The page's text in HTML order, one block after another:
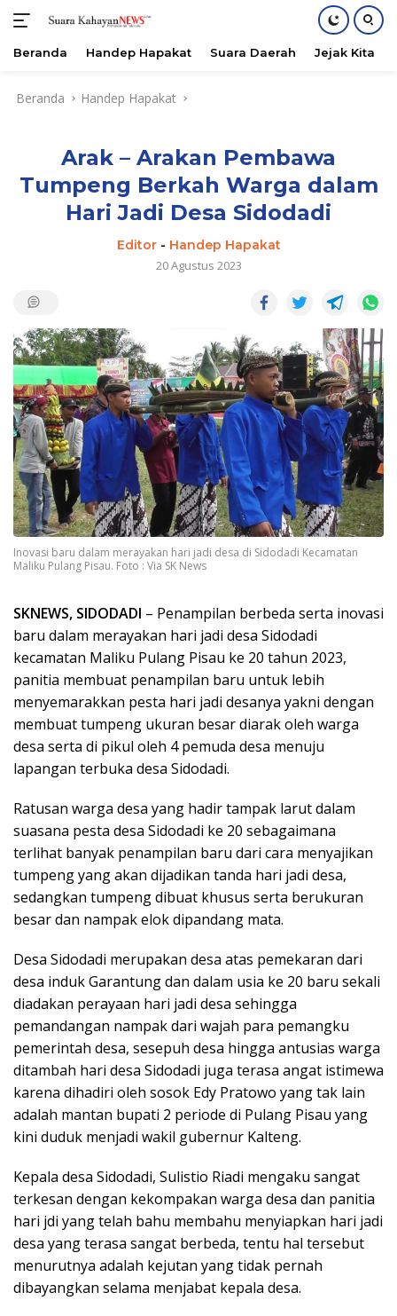
Beranda Handep Hapakat Suara Daerah Jejak Kita
Beranda Handep Hapakat
Arak – Arakan Pembawa
Tumpeng Berkah Warga dalam
Hari Jadi Desa Sidodadi
Editor- Handep Hapakat
20 Agustus 2023
Inovasi baru dalam merayakan hari jadi desa di Sidodadi Kecamatan
Maliku Pulang Pisau. Foto : Via SK News
SKNEWS, SIDODADI – Penampilan berbeda serta inovasi
baru dalam merayakan hari jadi desa Sidodadi
kecamatan Maliku Pulang Pisau ke 20 tahun 2023,
panitia membuat penampilan baru untuk lebih
menyemarakkan pesta hari jadi desanya yakni dengan
membuat tumpeng ukuran besar diarak oleh warga
desa serta di pikul oleh 4 pemuda desa menuju
lapangan terbuka desa Sidodadi.
Ratusan warga desa yang hadir tampak larut dalam
suasana pesta desa Sidodadi ke 20 sebagaimana
terlihat banyak penampilan baru dari cara menyajikan
tumpeng yang akan dijadikan tanda hari jadi desa,
sedangkan tumpeng dibuat khusus serta berukuran
besar dan nampak elok dipandang mata.
Desa Sidodadi merupakan desa atas pemekaran dari
desa induk Garantung dan dalam usia ke 20 baru sekali
diadakan perayaan hari jadi desa sehingga
pemandangan nampak dari wajah para pemangku
pemerintah desa, sesepuh desa hingga antusias warga
ditambah hari desa Sidodadi juga terasa angat istimewa
karena dihadiri oleh sosok Edy Pratowo yang tak lain
adalah mantan bupati 2 periode di Pulang Pisau yang
kini duduk menjadi wakil gubernur Kalteng.
Kepala desa Sidodadi, Sulistio Riadi mengaku sangat
terkesan dengan kekompakan warga desa dan panitia
hari jdi yang telah bahu membahu menyiapkan hari jadi
desa yang terasa sangat berbeda, tentu hal tersebut
menurutnya adalah kejutan yang tidak pernah
dibayangkan selama menjabat kepala desa.